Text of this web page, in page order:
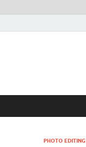
PHOTO EDITING